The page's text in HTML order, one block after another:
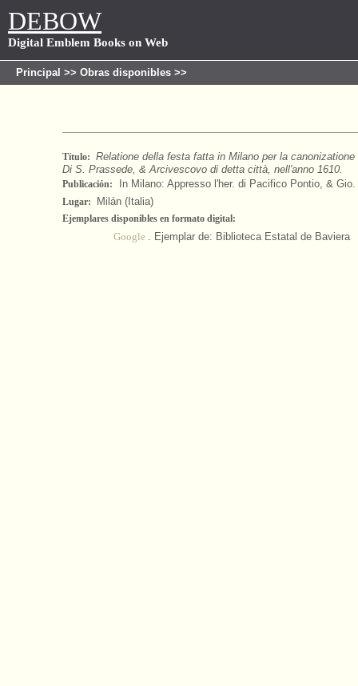
DEBOW
Digital Emblem Books on Web
Principal >> Obras disponibles >>
Título: Relatione della festa fatta in Milano per la
Di S. Prassede, & Arcivescovo di detta città, nell'anno 1610.
Publicación: In Milano: Appresso l'her. di Pacifico Pontio, &
Lugar: Milán (Italia)
Ejemplares disponibles en formato digital:
Google . Ejemplar de: Biblioteca Estatal de Baviera